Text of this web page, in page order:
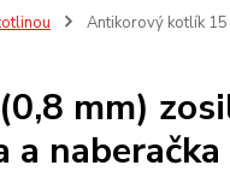
Antikorový kotlík 15
mm)